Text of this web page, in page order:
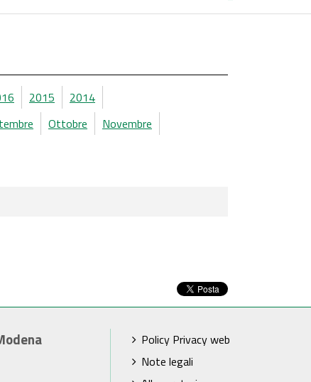
2015
2014
Ottobre Novembre
Policy Privacy web
Note legali